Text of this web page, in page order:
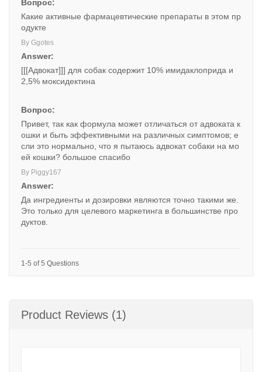
Вопрос:
Какие активные фармацевтические препараты в этом пр
одукте
By Ggotes
Answer:
[[[Адвокат]]] для собак содержит 10% имидаклоприда и
2,5% моксидектина
Вопрос:
Привет, так как формула может отличаться от адвоката к
ошки и быть эффективными на различных симптомов; е
сли это нормально, что я пытаюсь адвокат собаки на мо
ей кошки? большое спасибо
By Piggy167
Answer:
Да ингредиенты и дозировки являются точно такими же.
Это только для целевого маркетинга в большинстве про
дуктов.
1-5 of 5 Questions
Product Reviews (1)